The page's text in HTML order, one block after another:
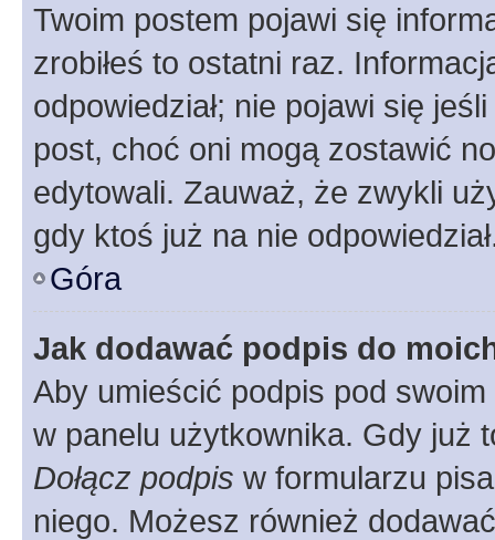
Twoim postem pojawi się
zrobiłeś to ostatni raz.
odpowiedział; nie pojawi się
post, choć oni mogą zostawić
edytowali. Zauważ, że zwykli
gdy ktoś już na nie
Góra
Jak dodawać podpis do
Aby umieścić podpis pod
w panelu użytkownika. Gdy już
Dołącz podpis w formularzu
niego. Możesz również